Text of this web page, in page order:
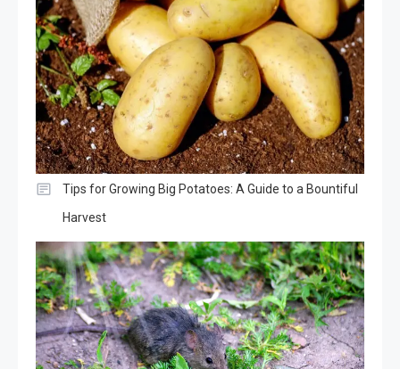
Tips for Growing Big Potatoes: A Guide to a Bountiful
Harvest